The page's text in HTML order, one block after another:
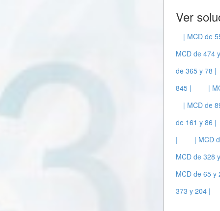
Ver
| MCD de
MCD de 474
de 365 y 78 |
845 |
|
| MCD de
de 161 y 86 |
|
| MCD
MCD de 328
MCD de 65 y
373 y 204 |